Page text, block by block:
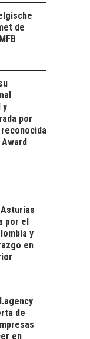
de
y
por
por el
y
en
de
en